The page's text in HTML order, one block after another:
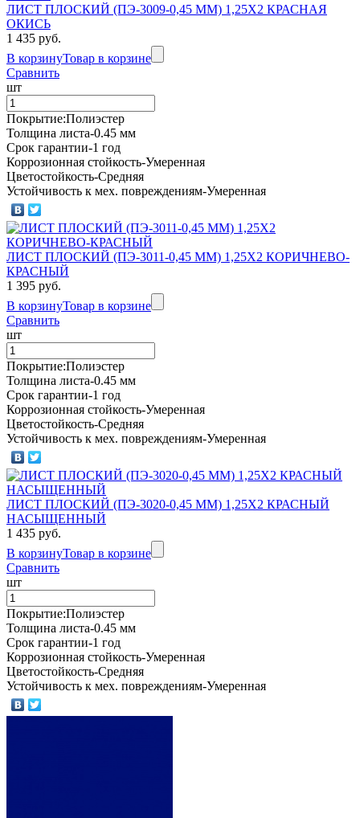
ЛИСТ ПЛОСКИЙ (ПЭ-3009-0,45 ММ) 1,25Х2 КРАСНАЯ
ОКИСЬ
1 435 руб.
В корзинуТовар в корзине
Сравнить
шт
Покрытие:Полиэстер
Толщина листа-0.45 мм
Срок гарантии-1 год
Коррозионная стойкость-Умеренная
Цветостойкость-Средняя
Устойчивость к мех. повреждениям-Умеренная
ЛИСТ ПЛОСКИЙ (ПЭ-3011-0,45 ММ) 1,25Х2 КОРИЧНЕВО-
КРАСНЫЙ
1 395 руб.
В корзинуТовар в корзине
Сравнить
шт
Покрытие:Полиэстер
Толщина листа-0.45 мм
Срок гарантии-1 год
Коррозионная стойкость-Умеренная
Цветостойкость-Средняя
Устойчивость к мех. повреждениям-Умеренная
ЛИСТ ПЛОСКИЙ (ПЭ-3020-0,45 ММ) 1,25Х2 КРАСНЫЙ
НАСЫЩЕННЫЙ
1 435 руб.
В корзинуТовар в корзине
Сравнить
шт
Покрытие:Полиэстер
Толщина листа-0.45 мм
Срок гарантии-1 год
Коррозионная стойкость-Умеренная
Цветостойкость-Средняя
Устойчивость к мех. повреждениям-Умеренная